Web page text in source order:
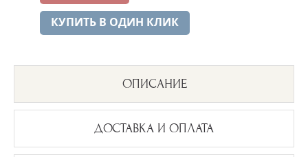
КУПИТЬ В ОДИН КЛИК
ОПИСАНИЕ
ДОСТАВКА И ОПЛАТА